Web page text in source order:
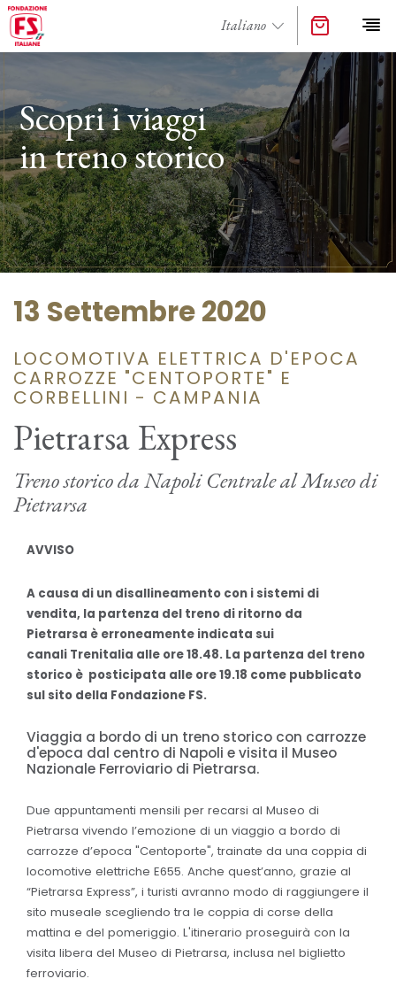
Scopri i viaggi
in treno storico
13 Settembre 2020
LOCOMOTIVA ELETTRICA D'EPOCA
CARROZZE "CENTOPORTE" E
CORBELLINI - CAMPANIA
Pietrarsa Express
Treno storico da Napoli Centrale al Museo di
Pietrarsa
AVVISO
A causa di un disallineamento con i sistemi di
vendita, la partenza del treno di ritorno da
Pietrarsa è erroneamente indicata sui
canali Trenitalia alle ore 18.48. La partenza del treno
storico è posticipata alle ore 19.18 come pubblicato
sul sito della Fondazione FS.
Viaggia a bordo di un treno storico con carrozze
d'epoca dal centro di Napoli e visita il Museo
Nazionale Ferroviario di Pietrarsa.
Due appuntamenti mensili per recarsi al Museo di
Pietrarsa vivendo l’emozione di un viaggio a bordo di
carrozze d’epoca "Centoporte", trainate da una coppia di
locomotive elettriche E655. Anche quest’anno, grazie al
“Pietrarsa Express”, i turisti avranno modo di raggiungere il
sito museale scegliendo tra le coppia di corse della
mattina e del pomeriggio. L'itinerario proseguirà con la
visita libera del Museo di Pietrarsa, inclusa nel biglietto
ferroviario.